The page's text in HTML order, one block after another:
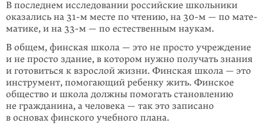
В последнем исследовании российские школьники
оказались на 31-м месте по чтению, на 30-м — по мате­
матике, и на 33-м — по естествен­ным наукам.
В общем, финская школа — это не просто учреждение
и не просто здание, в котором нужно получать знания
и готовиться к взрослой жизни. Финская школа — это
инструмент, помогающий ребенку жить. Финское
общество и школа должны помогать становлению
не гражданина, а человека — так это запи­сано
в основах финского учебного плана.